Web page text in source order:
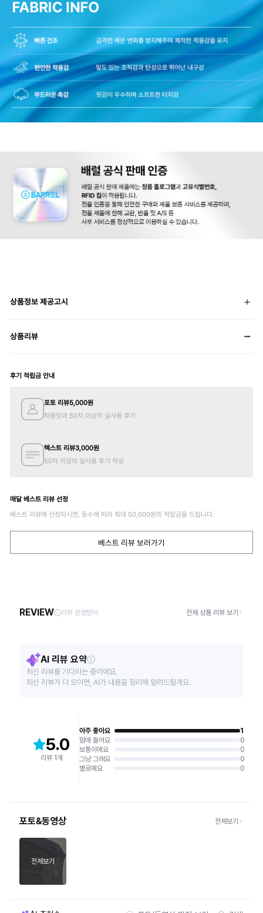
상품정보 제공고시
상품리뷰
후기 적립금 안내
포토 리뷰5,000원
착용컷과 50자 이상의 실사용 후기
텍스트 리뷰3,000원
50자 이상의 실사용 후기 작성
매달 베스트 리뷰 선정
베스트 리뷰에 선정되시면, 등수에 따라 최대 50,000원의 적립금을 드립니다.
베스트 리뷰 보러가기